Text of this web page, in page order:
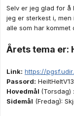
Selv er jeg glad for å
jeg er sterkest i,
alle som har
Årets tema er:
Link: https://
Passord:
Hovedmål (Torsdag) :
Sidemål (Fredag):